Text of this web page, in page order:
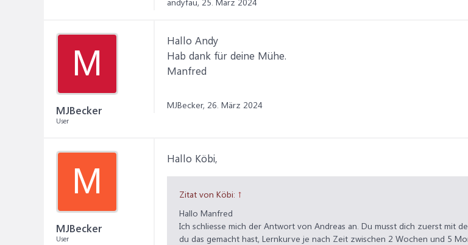
M
MJBecker
User
Hallo Andy
Hab dank für deine Mühe.
Manfred
MJBecker, 26. März 2024
M
MJBecker
User
Hallo Köbi,
Zitat von Köbi: ↑
Hallo Manfred
Ich schliesse mich der Antwort von Andreas an. Du musst dich zuerst mit
du das gemacht hast, Lernkurve je nach Zeit zwischen 2 Wochen und 5